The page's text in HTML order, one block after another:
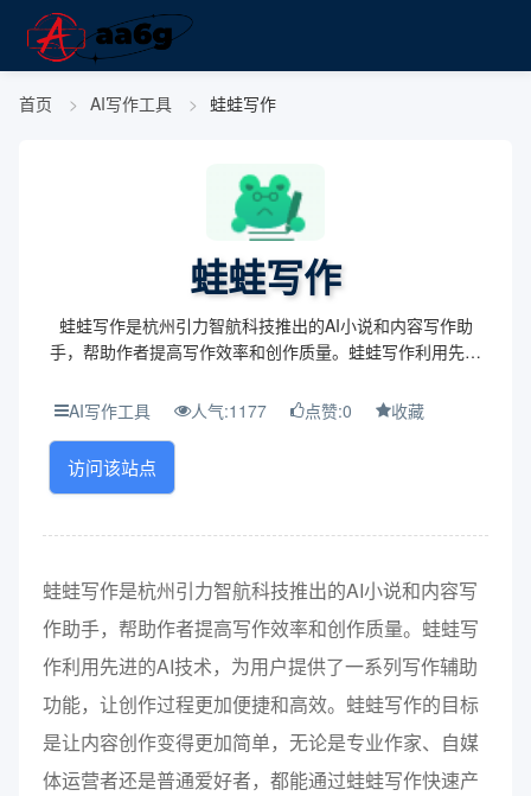
首页 AI写作工具 蛙蛙写作
蛙蛙写作
蛙蛙写作是杭州引力智航科技推出的AI小说和内容写作助
手，帮助作者提高写作效率和创作质量。蛙蛙写作利用先进
更加便捷和高效。蛙蛙写作的目标是让内容创作...
AI写作工具 人气:1177 点赞:0 收藏
访问该站点
蛙蛙写作是杭州引力智航科技推出的AI小说和内容写
作助手，帮助作者提高写作效率和创作质量。蛙蛙写
作利用先进的AI技术，为用户提供了一系列写作辅助
功能，让创作过程更加便捷和高效。蛙蛙写作的目标
是让内容创作变得更加简单，无论是专业作家、自媒
体运营者还是普通爱好者，都能通过蛙蛙写作快速产